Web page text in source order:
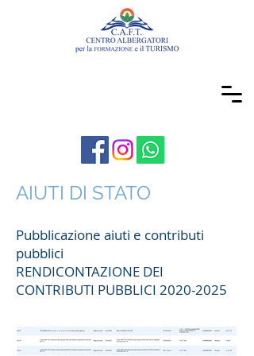
AIUTI DI STATO
Pubblicazione aiuti e contributi
pubblici
​RENDICONTAZIONE DEI
CONTRIBUTI PUBBLICI 2020-2025